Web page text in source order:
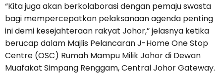
“Kita juga akan berkolaborasi dengan pemaju swasta
bagi mempercepatkan pelaksanaan agenda penting
ini demi kesejahteraan rakyat Johor,” jelasnya ketika
berucap dalam Majlis Pelancaran J-Home One Stop
Centre (OSC) Rumah Mampu Milik Johor di Dewan
Muafakat Simpang Renggam, Central Johor Gateway.